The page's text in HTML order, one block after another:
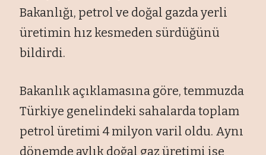
Bakanlığı, petrol ve doğal gazda yerli
üretimin hız kesmeden sürdüğünü
bildirdi.
Bakanlık açıklamasına göre, temmuzda
Türkiye genelindeki sahalarda toplam
petrol üretimi 4 milyon varil oldu. Aynı
dönemde aylık doğal gazüretimi ise